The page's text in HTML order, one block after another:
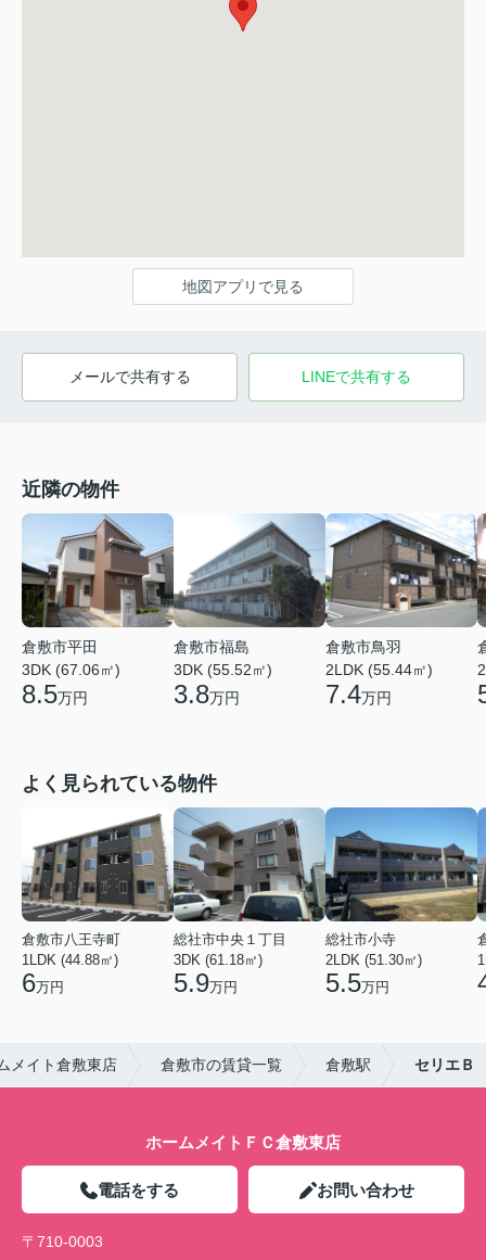
地図アプリで見る
メールで共有する LINEで共有する
近隣の物件
倉敷市平田
3DK (67.06㎡)
8.5万円
倉敷市福島
3DK (55.52㎡)
3.8万円
倉敷市鳥羽
2LDK (55.44㎡)
7.4万円
よく見られている物件
倉敷市八王寺町
1LDK (44.88㎡)
6万円
総社市中央１丁目
3DK (61.18㎡)
5.9万円
総社市小寺
2LDK (51.30㎡)
5.5万円
メイト倉敷東店 倉敷市の賃貸一覧 倉敷駅 セリエＢ
ホームメイトＦＣ倉敷東店
電話をする お問い合わせ
〒710-0003